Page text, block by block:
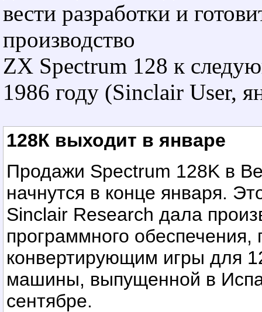
вести разработки и
производство
ZX Spectrum 128 к
1986 году (Sinclair User,
128К выходит в январе
Продажи Spectrum 128K в
начнутся в конце января.
Sinclair Research дала
программного
конвертирующим игры для
машины, выпущенной в
сентябре.